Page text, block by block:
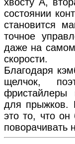
состоянии
становится
точное
даже на
скорости.
Благодаря
щелчок,
фристайлеры
для прыжков.
это то, что он
поворачивать